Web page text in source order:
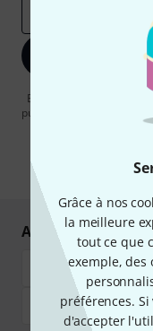
Grâce à nos
la meilleure
tout ce que
exemple, des
préférences.
d'accepter
En cliquant sur
publicités par e-mail. La
pouvez trouver plus
Achetez et payez